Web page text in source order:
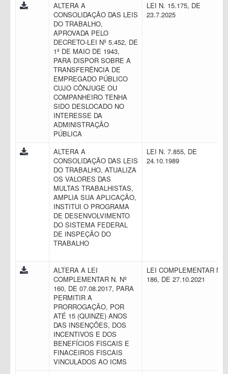
ALTERA A
CONSOLIDAÇÃO DAS LEIS
DO TRABALHO,
APROVADA PELO
DECRETO-LEI Nº 5.452, DE
1º DE MAIO DE 1943,
PARA DISPOR SOBRE A
TRANSFERÊNCIA DE
EMPREGADO PÚBLICO
CUJO CÔNJUGE OU
COMPANHEIRO TENHA
SIDO DESLOCADO NO
INTERESSE DA
ADMINISTRAÇÃO
PÚBLICA
LEI N. 15.175, DE
23.7.2025
ALTERA A
CONSOLIDAÇÃO DAS LEIS
DO TRABALHO, ATUALIZA
OS VALORES DAS
MULTAS TRABALHISTAS,
AMPLIA SUA APLICAÇÃO,
INSTITUI O PROGRAMA
DE DESENVOLVIMENTO
DO SISTEMA FEDERAL
DE INSPEÇÃO DO
TRABALHO
LEI N. 7.855, DE
24.10.1989
ALTERA A LEI
COMPLEMENTAR N. Nº
160, DE 07.08.2017, PARA
PERMITIR A
PRORROGAÇÃO, POR
ATÉ 15 (QUINZE) ANOS
DAS INSENÇÕES, DOS
INCENTIVOS E DOS
BENEFÍCIOS FISCAIS E
FINACEIROS FISCAIS
VINCULADOS AO ICMS
LEI COMPLEMENTAR N.
186, DE 27.10.2021